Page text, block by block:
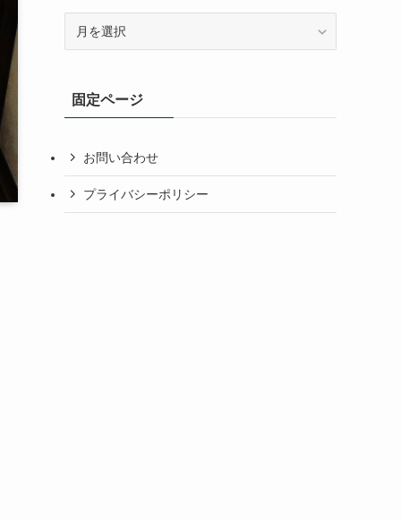
ブ固定ページ
お問い合わせ
プライバシーポリシー